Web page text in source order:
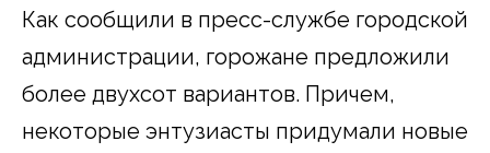
Как сообщили в пресс-службе городской
администрации, горожане предложили
более двухсот вариантов. Причем,
некоторые энтузиасты придумали новые